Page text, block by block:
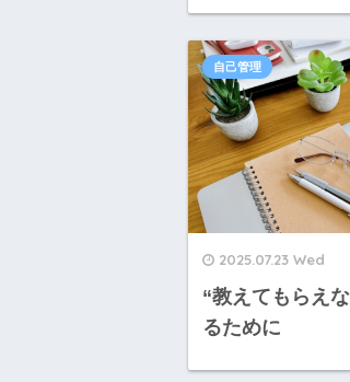
2025.07.23 Wed
“教えてもらえ
るために
自己管理